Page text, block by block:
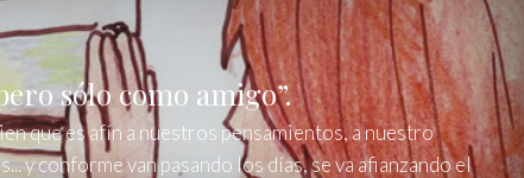
sólo como amigo”.
que es afín a nuestros pensamientos, a nuestro
y conforme van pasando los días, se va afianzando el